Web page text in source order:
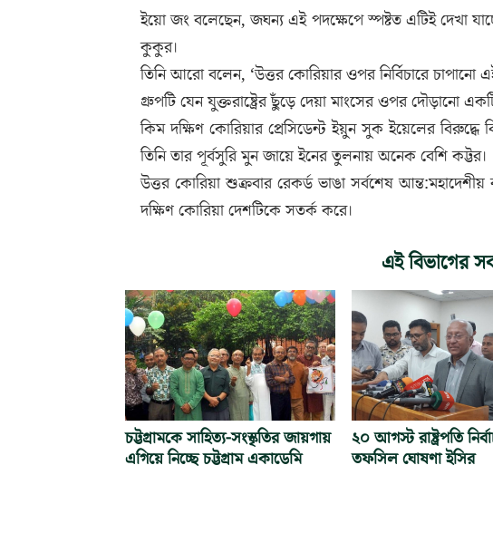
ইয়ো জং বলেছেন, জঘন্য এই পদক্ষেপে স্পষ্টত এটিই দেখা
কুকুর।
তিনি আরো বলেন, ‘উত্তর কোরিয়ার ওপর নির্বিচারে চাপানো
গ্রুপটি যেন যুক্তরাষ্ট্রের ছুঁড়ে দেয়া মাংসের ওপর
কিম দক্ষিণ কোরিয়ার প্রেসিডেন্ট ইয়ুন সুক ইয়েলের
তিনি তার পূর্বসুরি মুন জায়ে ইনের তুলনায় অনেক বেশি কট্টর।
উত্তর কোরিয়া শুক্রবার রেকর্ড ভাঙা সর্বশেষ আন্ত:মহাদেশীয়
দক্ষিণ কোরিয়া দেশটিকে সতর্ক করে।
এই বিভাগের
চট্টগ্রামকে সাহিত্য-সংস্কৃতির জায়গায়
এগিয়ে নিচ্ছে চট্টগ্রাম একাডেমি
২০ আগস্ট রাষ্ট্রপতি
তফসিল ঘোষণা ইসির